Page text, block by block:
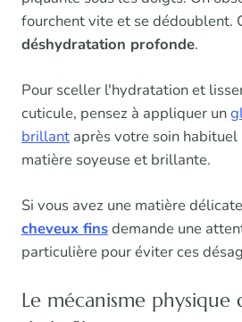
fourchent vite et se dédoublent.
déshydratation profonde.
Pour sceller l'hydratation et
cuticule, pensez à appliquer un
brillant après votre soin
matière soyeuse et brillante.
Si vous avez une matière
cheveux finsdemande une
particulière pour éviter ces
Le mécanisme